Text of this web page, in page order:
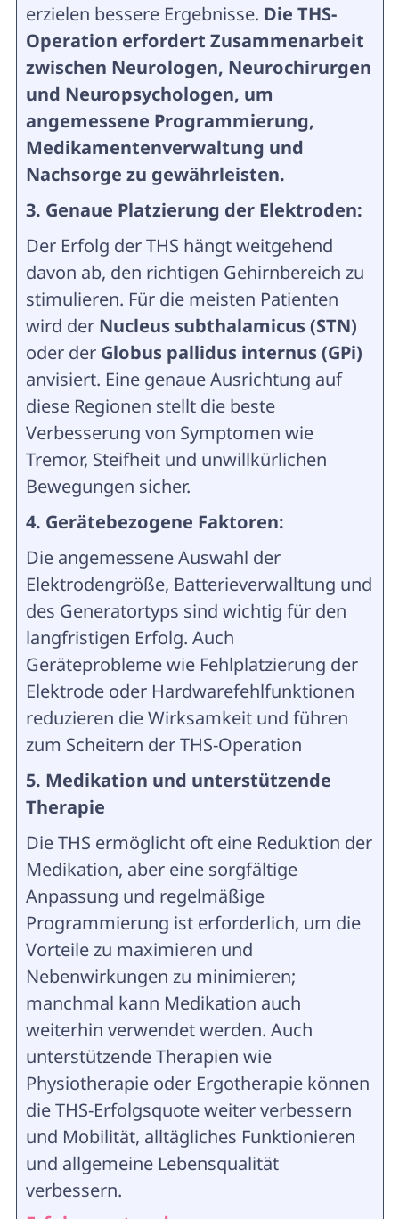
erzielen bessere Ergebnisse. Die THS-
Operation erfordert Zusammenarbeit
zwischen Neurologen, Neurochirurgen
und Neuropsychologen, um
angemessene Programmierung,
Medikamentenverwaltung und
Nachsorge zu gewährleisten.
3. Genaue Platzierung der Elektroden:
Der Erfolg der THS hängt weitgehend
davon ab, den richtigen Gehirnbereich zu
stimulieren. Für die meisten Patienten
wird der Nucleus subthalamicus (STN)
oder der Globus pallidus internus (GPi)
anvisiert. Eine genaue Ausrichtung auf
diese Regionen stellt die beste
Verbesserung von Symptomen wie
Tremor, Steifheit und unwillkürlichen
Bewegungen sicher.
4. Gerätebezogene Faktoren:
Die angemessene Auswahl der
Elektrodengröße, Batterieverwalltung und
des Generatortyps sind wichtig für den
langfristigen Erfolg. Auch
Geräteprobleme wie Fehlplatzierung der
Elektrode oder Hardwarefehlfunktionen
reduzieren die Wirksamkeit und führen
zum Scheitern der THS-Operation
5. Medikation und unterstützende
Therapie
Die THS ermöglicht oft eine Reduktion der
Medikation, aber eine sorgfältige
Anpassung und regelmäßige
Programmierung ist erforderlich, um die
Vorteile zu maximieren und
Nebenwirkungen zu minimieren;
manchmal kann Medikation auch
weiterhin verwendet werden. Auch
unterstützende Therapien wie
Physiotherapie oder Ergotherapie können
die THS-Erfolgsquote weiter verbessern
und Mobilität, alltägliches Funktionieren
und allgemeine Lebensqualität
verbessern.